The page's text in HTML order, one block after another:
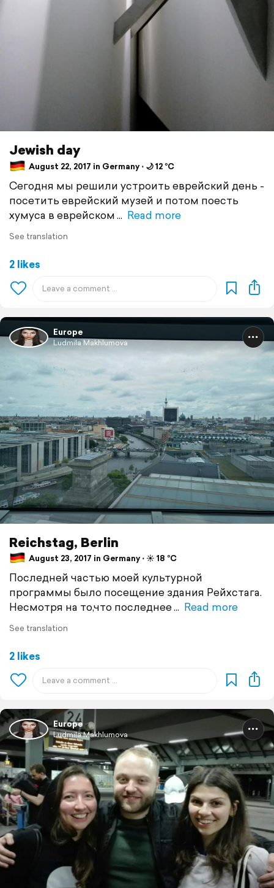
Jewish day
August 22, 2017 in Germany ⋅ 🌙 12 °C
Сегодня мы решили устроить еврейский день -
посетить еврейский музей и потом поесть
хумуса в еврейском
Read more
See translation
2 likes
Europe
Ludmila Makhlumova
Reichstag, Berlin
August 23, 2017 in Germany ⋅ ☀️ 18 °C
Последней частью моей культурной
программы было посещение здания Рейхстага.
Несмотря на то,что последнее
Read more
See translation
2 likes
Europe
Ludmila Makhlumova